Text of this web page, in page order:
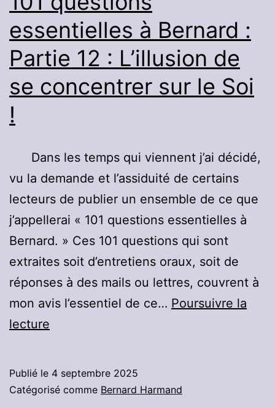
pratique,
expériences
.
essentielles à Bernard :
Partie 12 : L’illusion de
se concentrer sur le Soi
!
Dans les temps qui viennent j’ai décidé,
vu la demande et l’assiduité de certains
lecteurs de publier un ensemble de ce que
j’appellerai « 101 questions essentielles à
Bernard. » Ces 101 questions qui sont
extraites soit d’entretiens oraux, soit de
réponses à des mails ou lettres, couvrent à
mon avis l’essentiel de ce… Poursuivre la
lecture
à
Publié le 4 septembre 2025
Catégorisé comme Bernard Harmand